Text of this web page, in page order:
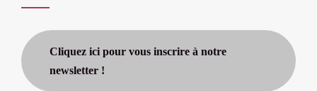
Cliquez ici pour vous inscrire à notre
newsletter !